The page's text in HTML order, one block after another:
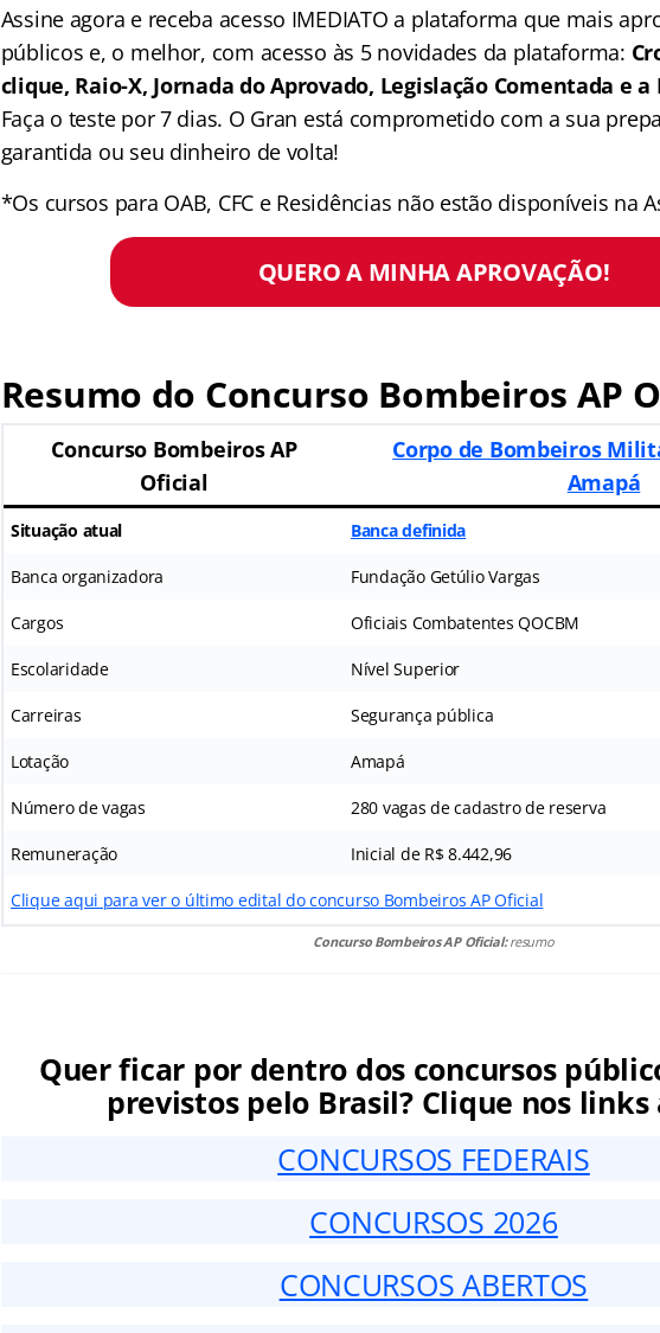
Assine agora e receba acesso IMEDIATO a plataforma que mais
públicos e, o melhor, com acesso às 5 novidades da plataforma:
clique, Raio-X, Jornada do Aprovado, Legislação Comentada e
Faça o teste por 7 dias. O Gran está comprometido com a sua
garantida ou seu dinheiro de volta!
*Os cursos para OAB, CFC e Residências não estão disponíveis na
QUERO A MINHA APROVAÇÃO!
Resumo do Concurso Bombeiros AP
Concurso Bombeiros AP
Oficial
Corpo de Bombeiros
Amapá
Situação atual Banca definida
Banca organizadora Fundação Getúlio Vargas
Cargos Oficiais Combatentes QOCBM
Escolaridade Nível Superior
Carreiras Segurança pública
Lotação Amapá
Número de vagas 280 vagas de cadastro de reserva
Remuneração Inicial de R$ 8.442,96
Clique aqui para ver o último edital do concurso Bombeiros AP Oficial
Concurso Bombeiros AP Oficial:resumo
Quer ficar por dentro dos concursos
previstos pelo Brasil? Clique nos links
CONCURSOS FEDERAIS
CONCURSOS 2026
CONCURSOS ABERTOS